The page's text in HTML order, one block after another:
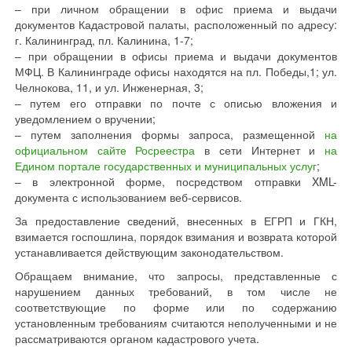
– при личном обращении в офис приема и выдачи
документов Кадастровой палаты, расположенный по адресу:
г. Калининград, пл. Калинина, 1-7;
– при обращении в офисы приема и выдачи документов
МФЦ. В Калининграде офисы находятся на пл. Победы,1; ул.
Челнокова, 11, и ул. Инженерная, 3;
– путем его отправки по почте с описью вложения и
уведомлением о вручении;
– путем заполнения формы запроса, размещенной на
официальном сайте Росреестра в сети Интернет и на
Едином портале государственных и муниципальных услуг;
– в электронной форме, посредством отправки XML-
документа с использованием веб-сервисов.
За предоставление сведений, внесенных в ЕГРП и ГКН,
взимается госпошлина, порядок взимания и возврата которой
устанавливается действующим законодательством.
Обращаем внимание, что запросы, представленные с
нарушением данных требований, в том числе не
соответствующие по форме или по содержанию
установленным требованиям считаются неполученными и не
рассматриваются органом кадастрового учета.